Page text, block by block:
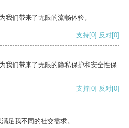
我们带来了无限的流畅体验。
支持[0] 反对[0]
我们带来了无限的隐私保护和安全性保
支持[0] 反对[0]
足我不同的社交需求。